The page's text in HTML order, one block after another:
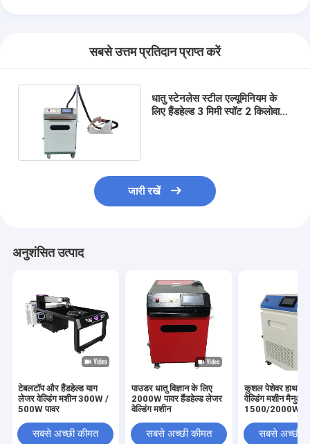
सबसे उत्तम प्रतिदान प्राप्त करें
धातु स्टेनलेस स्टील एल्यूमिनियम के
लिए हैंडहेल्ड 3 मिमी स्पॉट 2 किलोवाट
जारी रखें
अनुशंसित उत्पाद
टेबलटॉप और हैंडहेल्ड याग
लेजर वेल्डिंग मशीन 300W /
500W पावर
सबसे अच्छी कीमत
पाउडर धातु विज्ञान के लिए
2000W पावर हैंडहेल्ड लेजर
वेल्डिंग मशीन
सबसे अच्छी कीमत
कुशल पेशेवर हाथ में
वेल्डिंग मशीन मैनुअल
1500/2000W
सबसे अच्छी